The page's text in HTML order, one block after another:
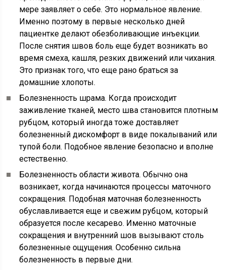
мере заявляет о себе. Это нормальное явление.
Именно поэтому в первые несколько дней
пациентке делают обезболивающие инъекции.
После снятия швов боль еще будет возникать во
время смеха, кашля, резких движений или чихания.
Это признак того, что еще рано браться за
домашние хлопоты.
Болезненность шрама. Когда происходит
заживление тканей, место шва становится плотным
рубцом, который иногда тоже доставляет
болезненный дискомфорт в виде покалываний или
тупой боли. Подобное явление безопасно и вполне
естественно.
Болезненность области живота. Обычно она
возникает, когда начинаются процессы маточного
сокращения. Подобная маточная болезненность
обуславливается еще и свежим рубцом, который
образуется после кесарево. Именно маточные
сокращения и внутренний шов вызывают столь
болезненные ощущения. Особенно сильна
болезненность в первые дни.